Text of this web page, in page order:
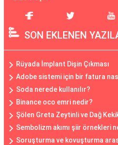
SON EKLENEN
Rüyada İmplant Dişin Çıkması
Adobe sistemi için bir fatura
Soda nerede kullanılır?
Binance oco emri nedir?
Şölen Greta Zeytinli ve Dağ
Sembolizm akımı şiir örnekleri
Soruşturma ve kovuşturma